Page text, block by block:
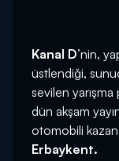
Kanal D’nin,
üstlendiği,
sevilen yarışma
dün akşam
otomobili
Erbaykent.